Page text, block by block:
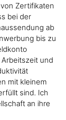
Zertifikaten
bei der
ab
bis zu
und
mit kleinem
sind. Ich
an ihre